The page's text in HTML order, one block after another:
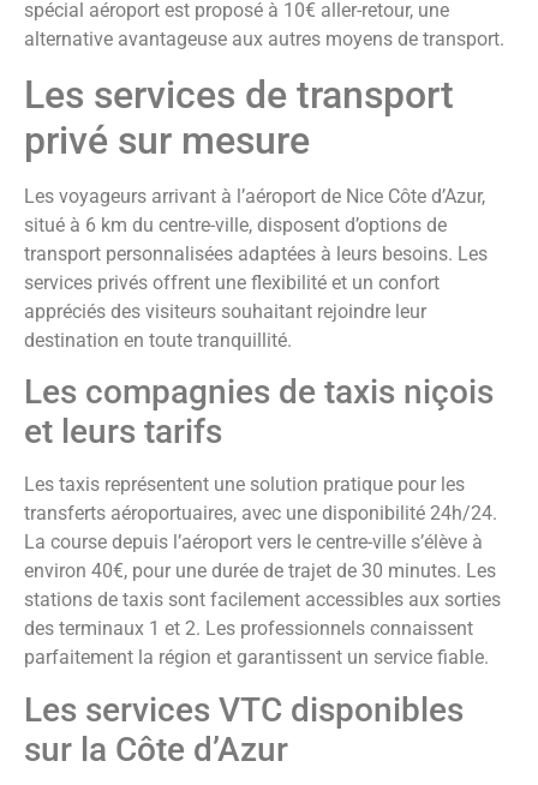
spécial aéroport est proposé à 10€ aller-retour, une
alternative avantageuse aux autres moyens de transport.
Les services de transport
privé sur mesure
Les voyageurs arrivant à l’aéroport de Nice Côte d’Azur,
situé à 6 km du centre-ville, disposent d’options de
transport personnalisées adaptées à leurs besoins. Les
services privés offrent une flexibilité et un confort
appréciés des visiteurs souhaitant rejoindre leur
destination en toute tranquillité.
Les compagnies de taxis niçois
et leurs tarifs
Les taxis représentent une solution pratique pour les
transferts aéroportuaires, avec une disponibilité 24h/24.
La course depuis l’aéroport vers le centre-ville s’élève à
environ 40€, pour une durée de trajet de 30 minutes. Les
stations de taxis sont facilement accessibles aux sorties
des terminaux 1 et 2. Les professionnels connaissent
parfaitement la région et garantissent un service fiable.
Les services VTC disponibles
sur la Côte d’Azur